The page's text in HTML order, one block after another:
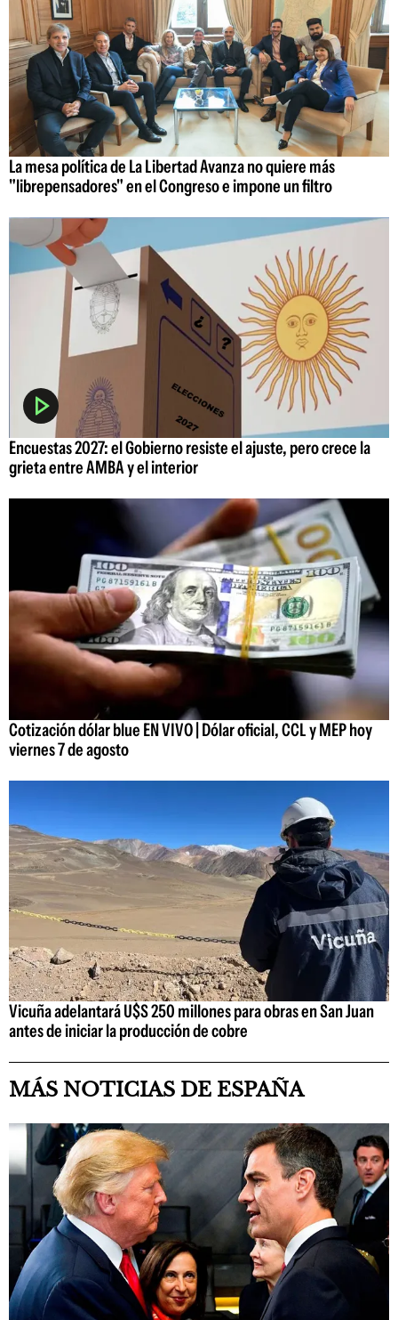
La mesa política de La Libertad Avanza no quiere más
"librepensadores" en el Congreso e impone un filtro
Encuestas 2027: el Gobierno resiste el ajuste, pero crece la
grieta entre AMBA y el interior
Cotización dólar blue EN VIVO | Dólar oficial, CCL y MEP hoy
viernes 7 de agosto
Vicuña adelantará U$S 250 millones para obras en San Juan
antes de iniciar la producción de cobre
MÁS NOTICIAS DE ESPAÑA